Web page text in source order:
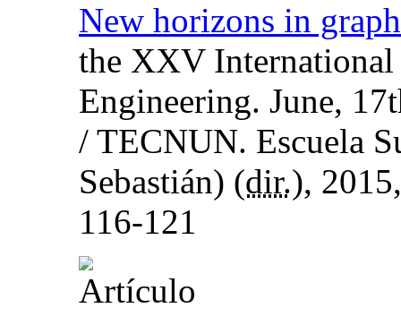
New horizons in
the XXV International
Engineering. June,
/ TECNUN. Escuela
Sebastián) (dir.),
116-121